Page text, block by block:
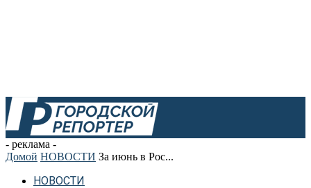
- реклама -
Домой НОВОСТИ За июнь в Рос...
НОВОСТИ